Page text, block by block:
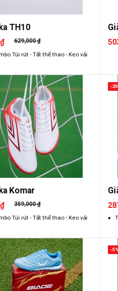
TH10
629,000 ₫
Túi rút - Tất thể thao - Keo vải
Komar
359,000 ₫
Túi rút - Tất thể thao - Keo vải
-
-